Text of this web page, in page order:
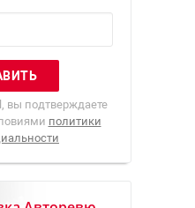
вы подтверждаете
политики